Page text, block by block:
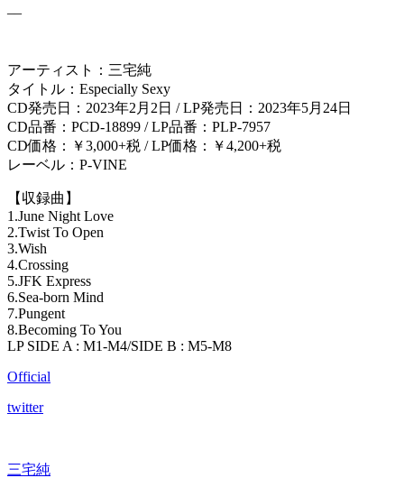
アーティスト：三宅純
タイトル：Especially Sexy
CD発売日：2023年2月2日 / LP発売日：2023年5月24日
CD品番：PCD-18899 / LP品番：PLP-7957
CD価格：￥3,000+税 / LP価格：￥4,200+税
レーベル：P-VINE
【収録曲】
1.June Night Love
2.Twist To Open
3.Wish
4.Crossing
5.JFK Express
6.Sea-born Mind
7.Pungent
8.Becoming To You
LP SIDE A : M1-M4/SIDE B : M5-M8
Official
twitter
三宅純